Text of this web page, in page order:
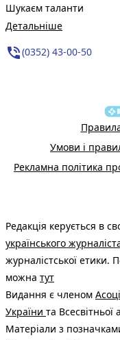
Шукаєм таланти
Детальніше
phone_in_talk(0352) 43-00-50
Умови і
Рекламна політика
Редакція керується в
українського
журналістської етики.
можна тут
Видання є членом
України та Всесвітньої
Матеріали з